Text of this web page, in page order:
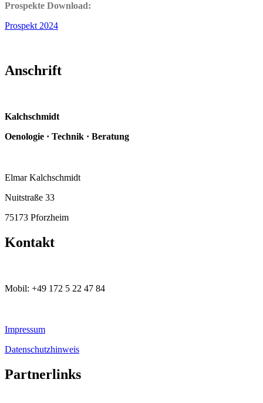
Prospekte Download:
Prospekt 2024
Anschrift
Kalchschmidt
Oenologie · Technik · Beratung
Elmar Kalchschmidt
Nuitstraße 33
75173 Pforzheim
Kontakt
Mobil: +49 172 5 22 47 84
Impressum
Datenschutzhinweis
Partnerlinks